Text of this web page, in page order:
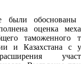
были обоснованы
оценка
таможенного
и Казахстана с